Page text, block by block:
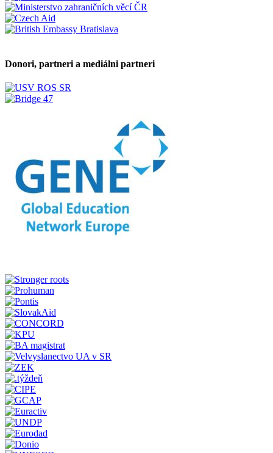
Donori, partneri a mediálni partneri